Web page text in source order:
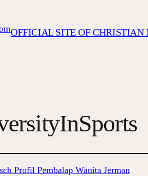
OFFICIAL SITE OF CHRISTIAN